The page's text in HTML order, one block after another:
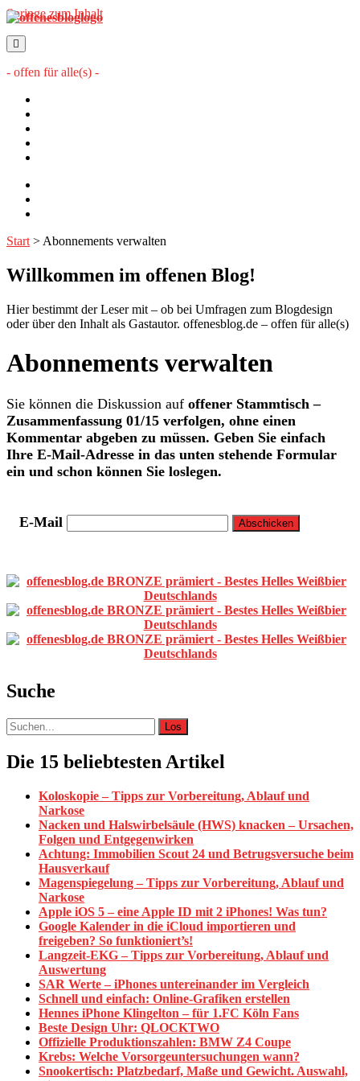
Springe zum Inhalt
offenesblog.de
- offen für alle(s) -
Start > Abonnements verwalten
Willkommen im offenen Blog!
Hier bestimmt der Leser mit – ob bei Umfragen zum Blogdesign
oder über den Inhalt als Gastautor. offenesblog.de – offen für alle(s)
Abonnements verwalten
Sie können die Diskussion auf offener Stammtisch –
Zusammenfassung 01/15 verfolgen, ohne einen
Kommentar abgeben zu müssen. Geben Sie einfach
Ihre E-Mail-Adresse in das unten stehende Formular
ein und schon können Sie loslegen.
E-Mail
Primäre
Sidebar
Suche
Suche
nach:
Die 15 beliebtesten Artikel
Koloskopie – Tipps zur Vorbereitung, Ablauf und
Narkose
Nacken und Halswirbelsäule (HWS) knacken – Ursachen,
Folgen und Entgegenwirken
Achtung: Immobilien Scout 24 und Betrugsversuche beim
Hausverkauf
Magenspiegelung – Tipps zur Vorbereitung, Ablauf und
Narkose
Apple iOS 5 – eine Apple ID mit 2 iPhones! Was tun?
Google Kalender in die iCloud importieren und
freigeben? So funktioniert’s!
Langzeit-EKG – Tipps zur Vorbereitung, Ablauf und
Auswertung
SAR Werte – iPhones untereinander im Vergleich
Schnell und einfach: Online-Grafiken erstellen
Hennes iPhone Klingelton – für 1.FC Köln Fans
Beste Design Uhr: QLOCKTWO
Offizielle Produktionszahlen: BMW Z4 Coupe
Krebs: Welche Vorsorgeuntersuchungen wann?
Snookertisch: Platzbedarf, Maße und Gewicht. Auswahl,